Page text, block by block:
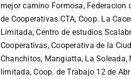
mejor camino Formosa, Federacion
de Cooperativas CTA, Coop. La
Limitada, Centro de estudios
Cooperativas, Cooperativa de la
Chanchitos, Mangiatta, La Soleada,
limitada, Coop. de Trabajo 12 de